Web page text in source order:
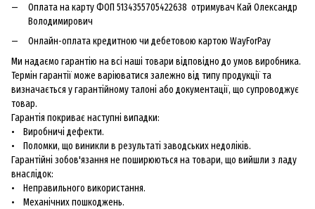
Оплата на карту ФОП 5134355705422638 отримувач Кай Олександр
Володимирович
Онлайн-оплата кредитною чи дебетовою картою WayForPay
Ми надаємо гарантію на всі наші товари відповідно до умов виробника.
Термін гарантії може варіюватися залежно від типу продукції та
визначається у гарантійному талоні або документації, що супроводжує
товар.
Гарантія покриває наступні випадки:
• Виробничі дефекти.
• Поломки, що виникли в результаті заводських недоліків.
Гарантійні зобов'язання не поширюються на товари, що вийшли з ладу
внаслідок:
• Неправильного використання.
• Механічних пошкоджень.